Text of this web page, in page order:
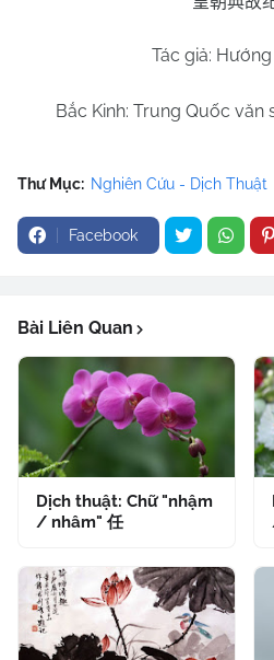
Tác giả:
Bắc Kinh: Trung Quốc văn
Thư Mục: Nghiên Cứu - Dịch Thuật
Facebook
Bài Liên Quan
Dịch thuật: Chữ "nhậm
/ nhâm" 任